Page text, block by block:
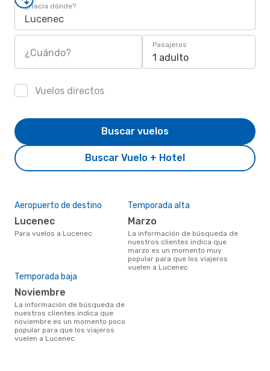
¿Hacia dónde?
Lucenec
¿Cuándo?
Pasajeros
1 adulto
Vuelos directos
Buscar Vuelo + Hotel
Buscar vuelos
Aeropuerto de destino
Lucenec
Para vuelos a Lucenec
Temporada alta
marzo
La información de búsqueda de
nuestros clientes indica que
marzo es un momento muy
popular para que los viajeros
vuelen a Lucenec
Temporada baja
noviembre
La información de búsqueda de
nuestros clientes indica que
noviembre es un momento poco
popular para que los viajeros
vuelen a Lucenec